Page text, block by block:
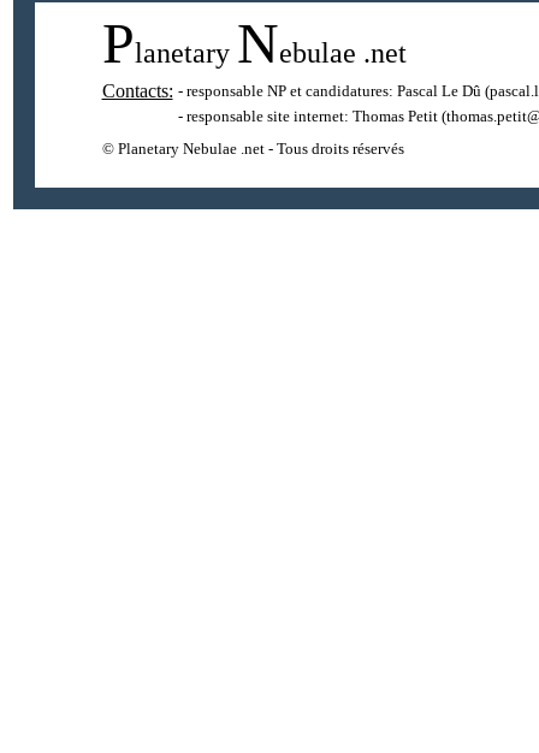
Planetary Nebulae .net
Contacts: - responsable NP et candidatures: Pascal Le Dû
- responsable site internet: Thomas Petit
© Planetary Nebulae .net - Tous droits réservés